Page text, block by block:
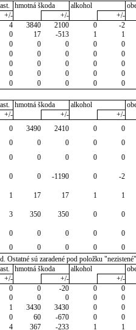
hmotná škoda alkohol
+/- +/- +/-
4 3840 2100 0 -2
0 17 -513 1 1
0 0 0 0 0
0 0 0 0 0
0 0 0 0 0
0 0 0 0 0
0 0 0 0 0
hmotná škoda alkohol
+/- +/- +/-
0 3490 2410 0 0
0 0 0 0 0
0 0 0 0 0
0 0 -1190 0 -2
1 17 17 1 1
3 350 350 0 0
0 0 0 0 0
0 0 0 0 0
Ostatné sú zaradené pod položku "nezistené"
hmotná škoda alkohol
+/- +/- +/-
0 0 -20 0 0
0 0 0 0 0
1 3430 3430 0 0
0 60 -670 0 0
4 367 -233 1 1